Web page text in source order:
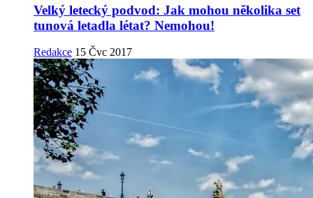
Velký letecký podvod: Jak mohou několika set
tunová letadla létat? Nemohou!
Redakce 15 Čvc 2017